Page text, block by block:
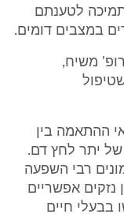
שני מאמרים (ת/3) בתמיכה לטענתם
משיח,
שטיפול
ההתאמה בין
יתר לחץ דם.
רבי השפעה
נזקים אפשריים
בבעלי חיים